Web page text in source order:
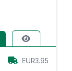
EUR3.95